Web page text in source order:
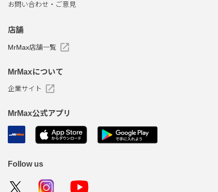
お問い合わせ・ご意見
店舗
MrMax店舗一覧
MrMaxについて
企業サイト
MrMax公式アプリ
Follow us